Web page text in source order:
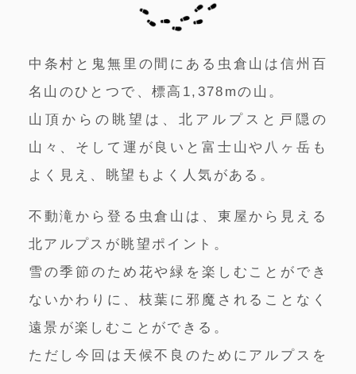
中条村と鬼無里の間にある虫倉山は信州百
名山のひとつで、標高1,378mの山。
山頂からの眺望は、北アルプスと戸隠の
山々、そして運が良いと富士山や八ヶ岳も
よく見え、眺望もよく人気がある。
不動滝から登る虫倉山は、東屋から見える
北アルプスが眺望ポイント。
雪の季節のため花や緑を楽しむことができ
ないかわりに、枝葉に邪魔されることなく
遠景が楽しむことができる。
ただし今回は天候不良のためにアルプスを